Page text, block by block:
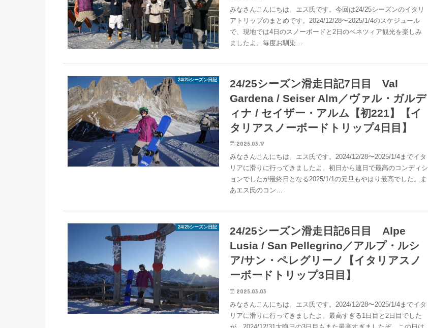
みなさんこんにちは。エス氏です。今回は24/25シーズンのイタリ
アトリップのまとめです。2024/12/28〜2025/1/4のスケジュール
で、現地では4日のスノーボードと2日のベネツィア観光を楽しみ
ましたよ。毎度お馴染…
24/25シーズン日記
24/25シーズン滑走日記7日目 Val
Gardena / Seiser Alm／ヴァル・ガルデ
ィナ / セイザー・アルム【初221】【イ
タリアスノーボードトリップ4日目】
2025.03.17
みなさんこんにちは。エス氏です。2024/12/28〜2025/1/4までイタ
リアに滑りに行ってきましたよ。初日から連日で最高のコンディシ
ョンでしたが最終日となる2025/1/1の元旦もやはり最高でした。ま
あエス氏のコン…
24/25シーズン日記
24/25シーズン滑走日記6日目 Alpe
Lusia / San Pellegrino／アルプ・ルシ
ア/サン・ペレグリーノ【イタリアスノ
ーボードトリップ3日目】
2025.03.03
みなさんこんにちは。エス氏です。2024/12/28〜2025/1/4までイタ
リアに滑りに行ってきましたよ。最高すぎる1日目と2日目でした